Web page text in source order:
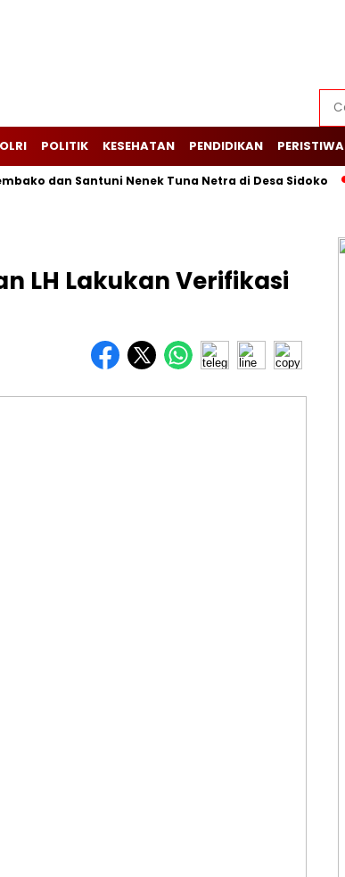
POLITIK KESEHATAN PENDIDIKAN PERISTIWA
dan Santuni Nenek Tuna Netra di Desa Sidoko
LH Lakukan Verifikasi